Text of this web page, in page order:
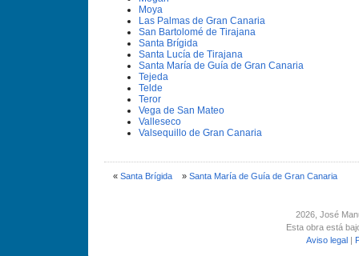
Moya
Las Palmas de Gran Canaria
San Bartolomé de Tirajana
Santa Brí­gida
Santa Lucí­a de Tirajana
Santa Marí­a de Guí­a de Gran Canaria
Tejeda
Telde
Teror
Vega de San Mateo
Valleseco
Valsequillo de Gran Canaria
« Santa Brí­gida» Santa Marí­a de Guí­a de Gran Canaria
2026, José
Esta obra está
Aviso legal |